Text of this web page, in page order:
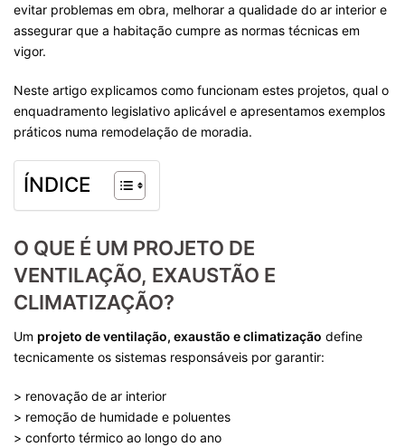
evitar problemas em obra, melhorar a qualidade do ar interior e
assegurar que a habitação cumpre as normas técnicas em
vigor.
Neste artigo explicamos como funcionam estes projetos, qual o
enquadramento legislativo aplicável e apresentamos exemplos
práticos numa remodelação de moradia.
ÍNDICE
O QUE É UM PROJETO DE
VENTILAÇÃO, EXAUSTÃO E
CLIMATIZAÇÃO?
Um projeto de ventilação, exaustão e climatização define
tecnicamente os sistemas responsáveis por garantir:
> renovação de ar interior
> remoção de humidade e poluentes
> conforto térmico ao longo do ano